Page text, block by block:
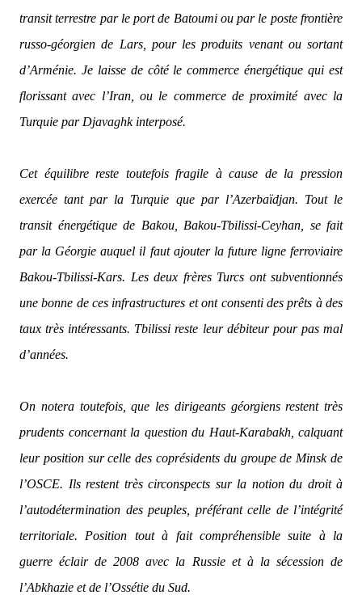
transit terrestre par le port de Batoumi ou par le poste frontière
russo-géorgien de Lars, pour les produits venant ou sortant
d’Arménie. Je laisse de côté le commerce énergétique qui est
florissant avec l’Iran, ou le commerce de proximité avec la
Turquie par Djavaghk interposé.
Cet équilibre reste toutefois fragile à cause de la pression
exercée tant par la Turquie que par l’Azerbaïdjan. Tout le
transit énergétique de Bakou, Bakou-Tbilissi-Ceyhan, se fait
par la Géorgie auquel il faut ajouter la future ligne ferroviaire
Bakou-Tbilissi-Kars. Les deux frères Turcs ont subventionnés
une bonne de ces infrastructures et ont consenti des prêts à des
taux très intéressants. Tbilissi reste leur débiteur pour pas mal
d’années.
On notera toutefois, que les dirigeants géorgiens restent très
prudents concernant la question du Haut-Karabakh, calquant
leur position sur celle des coprésidents du groupe de Minsk de
l’OSCE. Ils restent très circonspects sur la notion du droit à
l’autodétermination des peuples, préférant celle de l’intégrité
territoriale. Position tout à fait compréhensible suite à la
guerre éclair de 2008 avec la Russie et à la sécession de
l’Abkhazie et de l’Ossétie du Sud.